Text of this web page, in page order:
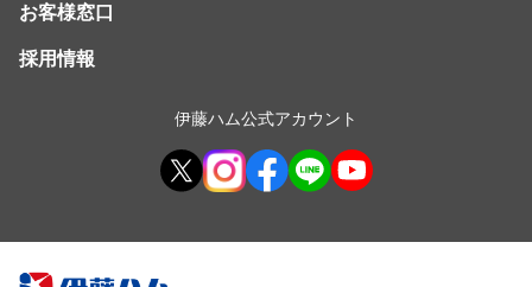
お客様窓口
採用情報
伊藤ハム公式アカウント